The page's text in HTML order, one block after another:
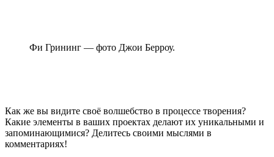
Фи Грининг — фото Джои Берроу.
Как же вы видите своё волшебство в процессе творения?
Какие элементы в ваших проектах делают их уникальными и
запоминающимися? Делитесь своими мыслями в
комментариях!